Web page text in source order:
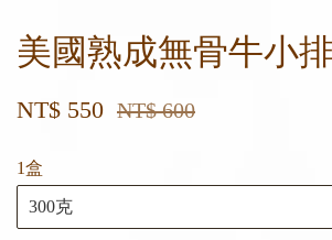
美國熟成無骨牛小
NT$ 550 NT$ 600
1盒